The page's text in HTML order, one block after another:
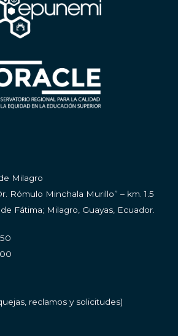
Milagro
Rómulo Minchala Murillo” – km. 1.5
Fátima; Milagro, Guayas, Ecuador.
reclamos y solicitudes)